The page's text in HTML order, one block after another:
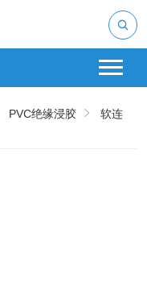
PVC绝缘浸胶
软连